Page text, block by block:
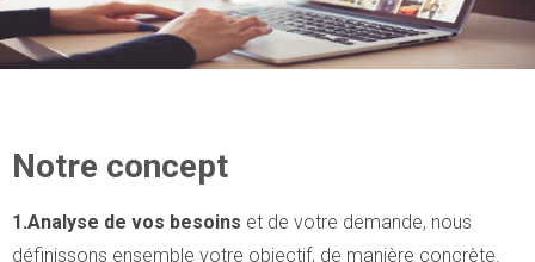
Notre concept
1.Analyse de vos besoins et de votre demande, nous
définissons ensemble votre objectif, de manière concrète.